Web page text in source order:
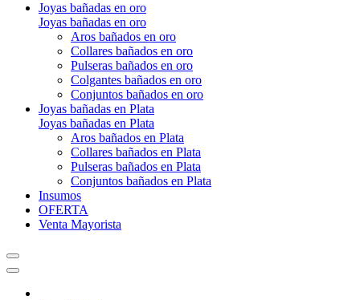
Joyas bañadas en oro
Joyas bañadas en oro
Aros bañados en oro
Collares bañados en oro
Pulseras bañados en oro
Colgantes bañados en oro
Conjuntos bañados en oro
Joyas bañadas en Plata
Joyas bañadas en Plata
Aros bañados en Plata
Collares bañados en Plata
Pulseras bañados en Plata
Conjuntos bañados en Plata
Insumos
OFERTA
Venta Mayorista